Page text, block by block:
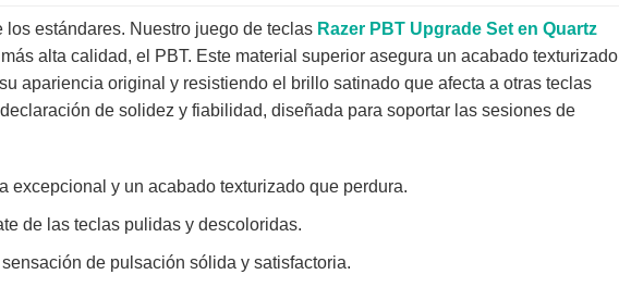
estándares. Nuestro juego de teclas Razer PBT Upgrade Set en Quartz
alta calidad, el PBT. Este material superior asegura un acabado texturizado
apariencia original y resistiendo el brillo satinado que afecta a otras teclas
de solidez y fiabilidad, diseñada para soportar las sesiones de
excepcional y un acabado texturizado que perdura.
de las teclas pulidas y descoloridas.
de pulsación sólida y satisfactoria.